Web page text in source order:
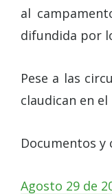
al
difundida por
Pese a las
claudican en
Documentos y
Agosto 29 de